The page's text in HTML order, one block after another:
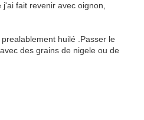
fait revenir avec oignon,
huilé .Passer le
des grains de nigele ou de